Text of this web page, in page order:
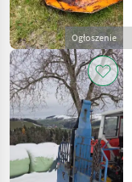
Ogłoszenie